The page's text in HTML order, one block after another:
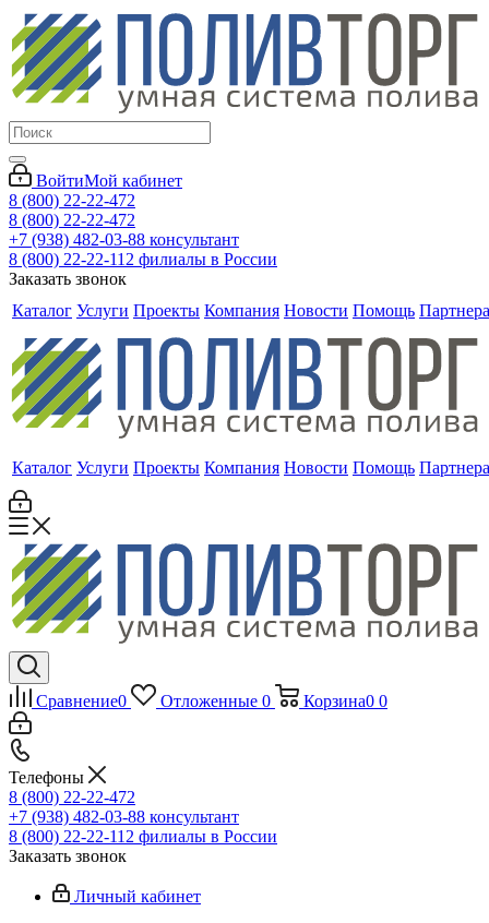
ВойтиМой кабинет
8 (800) 22-22-472
8 (800) 22-22-472
+7 (938) 482-03-88 консультант
8 (800) 22-22-112 филиалы в России
Заказать звонок
Каталог Услуги Проекты Компания Новости Помощь
Каталог Услуги Проекты Компания Новости Помощь
Сравнение0 Отложенные 0 Корзина0 0
Телефоны
8 (800) 22-22-472
+7 (938) 482-03-88 консультант
8 (800) 22-22-112 филиалы в России
Заказать звонок
Личный кабинет